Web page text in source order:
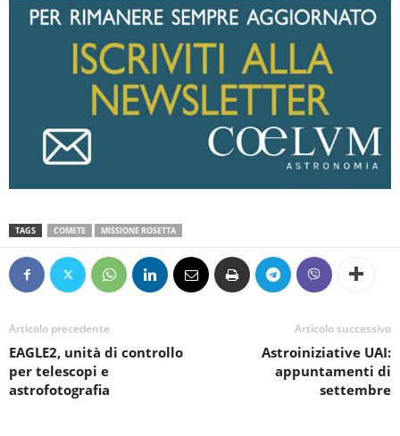
TAGS COMETE MISSIONE ROSETTA
Articolo precedente
EAGLE2, unità di controllo
per telescopi e
astrofotografia
Articolo successivo
Astroiniziative UAI:
appuntamenti di
settembre